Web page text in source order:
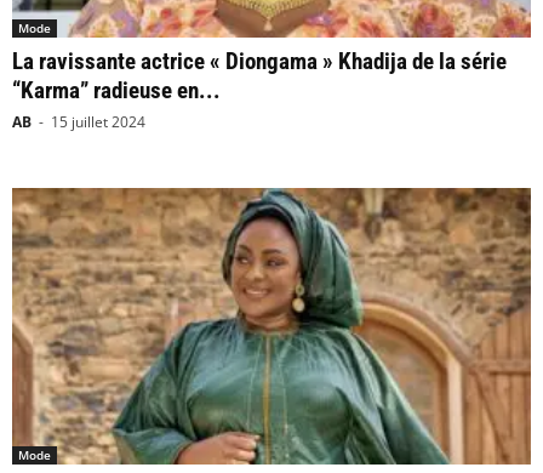
Mode
La ravissante actrice « Diongama » Khadija de la série
“Karma” radieuse en...
AB - 15 juillet 2024
Mode